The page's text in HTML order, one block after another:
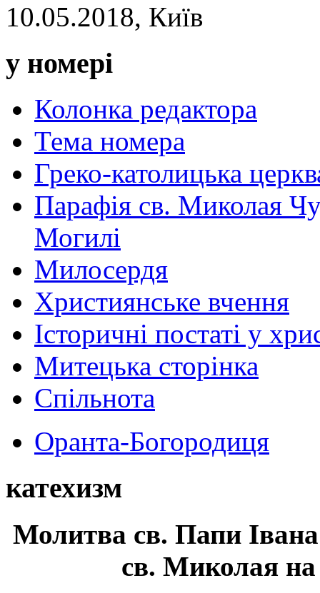
10.05.2018, Київ
у номері
Колонка редактора
Тема номера
Греко-католицька
Парафія св. Миколая
Могилі
Милосердя
Християнське вчення
Історичні постаті у
Митецька сторінка
Спільнота
Оранта-Богородиця
катехизм
Молитва св. Папи
св. Миколая на